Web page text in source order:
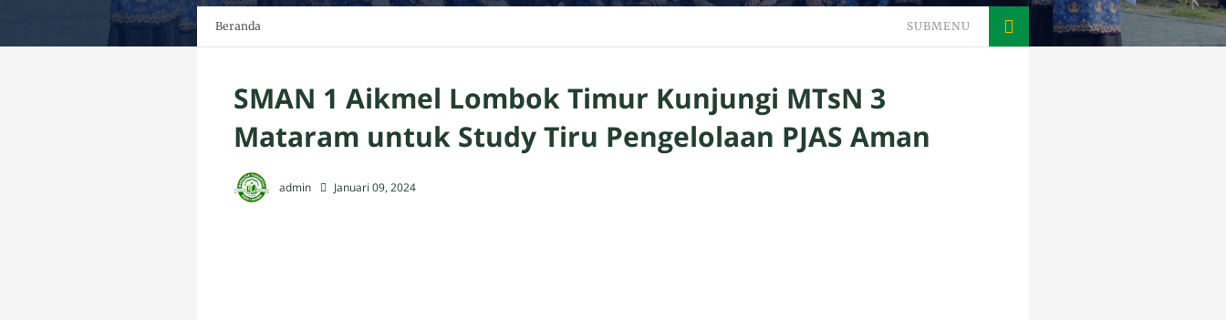
Beranda SUBMENU
SMAN 1 Aikmel Lombok Timur Kunjungi MTsN 3
Mataram untuk Study Tiru Pengelolaan PJAS Aman
admin Januari 09, 2024